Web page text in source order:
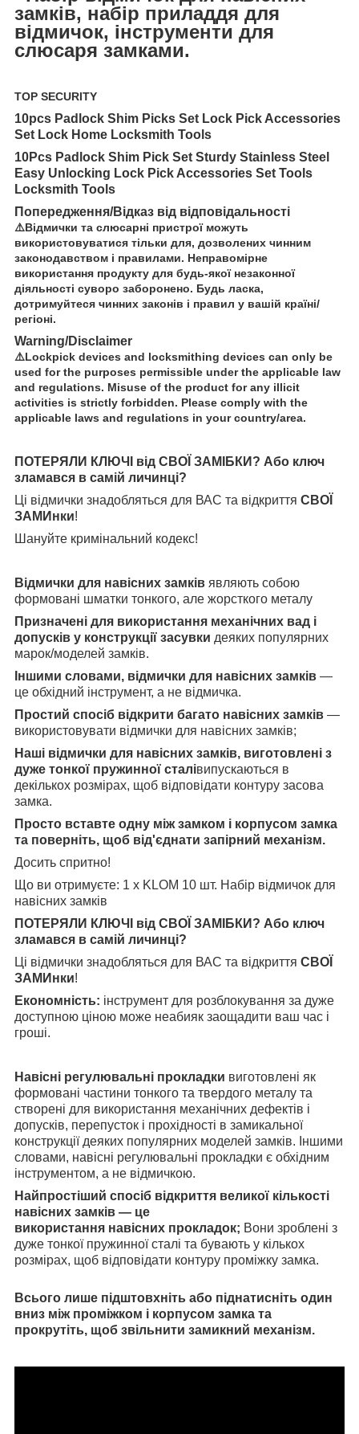
замків, набір приладдя для
відмичок, інструменти для
слюсаря замками.
TOP SECURITY
10pcs Padlock Shim Picks Set Lock Pick Accessories
Set Lock Home Locksmith Tools
10Pcs Padlock Shim Pick Set Sturdy Stainless Steel
Easy Unlocking Lock Pick Accessories Set Tools
Locksmith Tools
Попередження/Відказ від відповідальності
⚠️Відмички та слюсарні пристрої можуть
використовуватися тільки для, дозволених чинним
законодавством і правилами. Неправомірне
використання продукту для будь-якої незаконної
діяльності суворо заборонено. Будь ласка,
дотримуйтеся чинних законів і правил у вашій країні/
регіоні.
Warning/Disclaimer
⚠️Lockpick devices and locksmithing devices can only be
used for the purposes permissible under the applicable law
and regulations. Misuse of the product for any illicit
activities is strictly forbidden. Please comply with the
applicable laws and regulations in your country/area.
ПОТЕРЯЛИ КЛЮЧІ від СВОЇ ЗАМІБКИ? Або ключ
зламався в самій личинці?
Ці відмички знадобляться для ВАС та відкриття СВОЇ
ЗАМИнки!
Шануйте кримінальний кодекс!
Відмички для навісних замків являють собою
формовані шматки тонкого, але жорсткого металу
Призначені для використання механічних вад і
допусків у конструкції засувки деяких популярних
марок/моделей замків.
Іншими словами, відмички для навісних замків —
це обхідний інструмент, а не відмичка.
Простий спосіб відкрити багато навісних замків —
використовувати відмички для навісних замків;
Наші відмички для навісних замків, виготовлені з
дуже тонкої пружинної сталівипускаються в
декількох розмірах, щоб відповідати контуру засова
замка.
Просто вставте одну між замком і корпусом замка
та поверніть, щоб від'єднати запірний механізм.
Досить спритно!
Що ви отримуєте: 1 x KLOM 10 шт. Набір відмичок для
навісних замків
ПОТЕРЯЛИ КЛЮЧІ від СВОЇ ЗАМІБКИ? Або ключ
зламався в самій личинці?
Ці відмички знадобляться для ВАС та відкриття СВОЇ
ЗАМИнки!
Економність: інструмент для розблокування за дуже
доступною ціною може неабияк заощадити ваш час і
гроші.
Навісні регулювальні прокладки виготовлені як
формовані частини тонкого та твердого металу та
створені для використання механічних дефектів і
допусків, перепусток і прохідності в замикальної
конструкції деяких популярних моделей замків. Іншими
словами, навісні регулювальні прокладки є обхідним
інструментом, а не відмичкою.
Найпростіший спосіб відкриття великої кількості
навісних замків — це
використання навісних прокладок; Вони зроблені з
дуже тонкої пружинної сталі та бувають у кількох
розмірах, щоб відповідати контуру проміжку замка.
Всього лише підштовхніть або піднатисніть один
вниз між проміжком і корпусом замка та
прокрутіть, щоб звільнити замикний механізм.